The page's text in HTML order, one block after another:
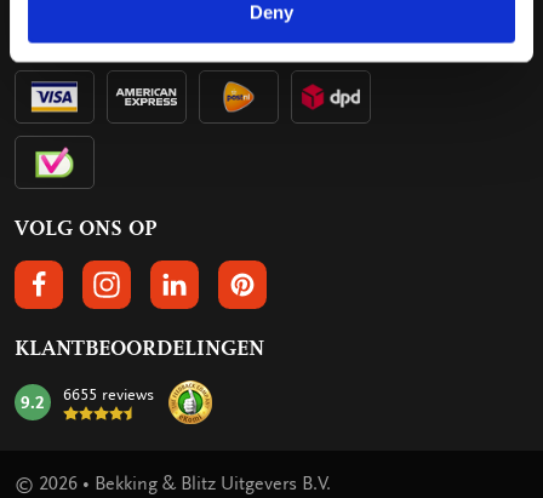
Deny
VOLG ONS OP
VOLGS ONS OP FACEBOOK
VOLG ONS OP INSTAGRAM
VOLG ONS OP LINKEDIN
VOLG ONS OP PINTEREST
KLANTBEOORDELINGEN
mark:
9.2 6655 reviews
© 2026 • Bekking & Blitz Uitgevers B.V.